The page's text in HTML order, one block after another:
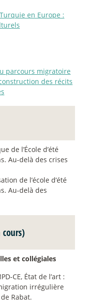
en Europe :
parcours migratoire
des récits
de l’École d’été
Au-delà des crises
de l’école d’été
Au-delà des
et collégiales
CE, État de l’art :
irrégulière
Rabat.